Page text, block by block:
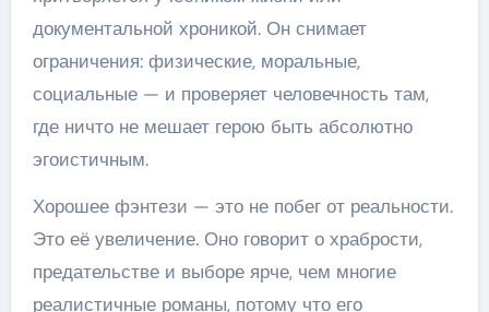
документальной хроникой. Он снимает
ограничения: физические, моральные,
социальные — и проверяет человечность там,
где ничто не мешает герою быть абсолютно
эгоистичным.
Хорошее фэнтези — это не побег от реальности.
Это её увеличение. Оно говорит о храбрости,
предательстве и выборе ярче, чем многие
реалистичные романы, потому что его